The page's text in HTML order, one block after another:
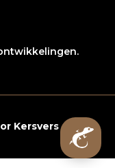
Kersvers